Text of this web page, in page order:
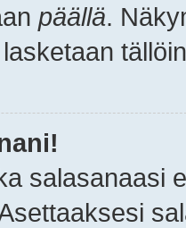
päällä.
salasanaasi